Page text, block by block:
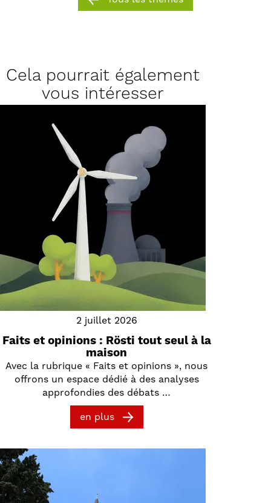
Cela pourrait également
vous intéresser
2 juillet 2026
Faits et opinions : Rösti tout seul à la
maison
Avec la rubrique « Faits et opinions », nous
offrons un espace dédié à des analyses
approfondies des débats …
en plus